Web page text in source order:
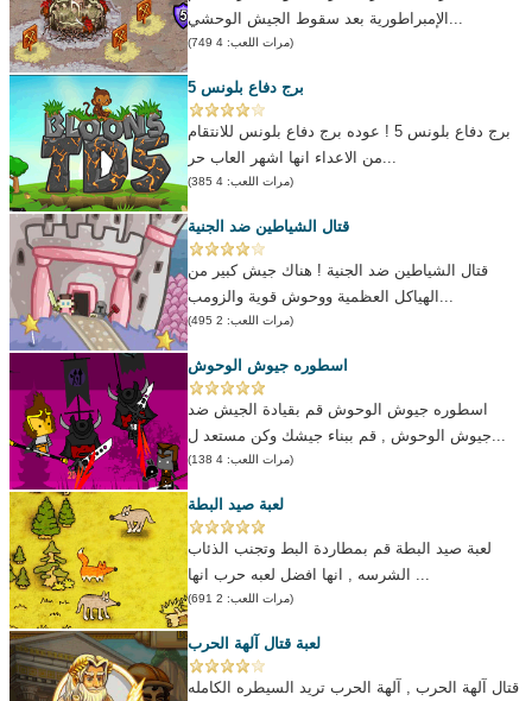
(مرات اللعب: 4 749)
برج دفاع بلونس 5
برج دفاع بلونس 5 ! عوده برج دفاع بلونس للانتقام
(مرات اللعب: 4 385)
قتال الشياطين ضد الجنية
قتال الشياطين ضد الجنية ! هناك جيش كبير من
(مرات اللعب: 2 495)
اسطوره جيوش الوحوش
اسطوره جيوش الوحوش قم بقيادة الجيش ضد
(مرات اللعب: 4 138)
لعبة صيد البطة
لعبة صيد البطة قم بمطاردة البط وتجنب الذئاب
(مرات اللعب: 2 691)
لعبة قتال آلهة الحرب
قتال آلهة الحرب , آلهة الحرب تريد السيطره الكامله